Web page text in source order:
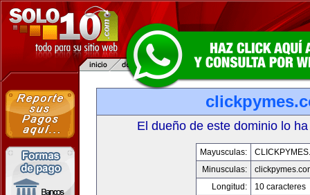
El dueño de este dominio lo
Mayusculas:
Minusculas:
Longitud:
10 caracteres